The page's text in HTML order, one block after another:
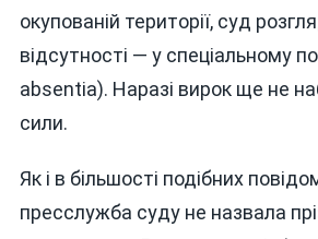
окупованій території, суд
відсутності — у спеціальному
absentia). Наразі вирок ще не
сили.
Як і в більшості подібних
пресслужба суду не назвала